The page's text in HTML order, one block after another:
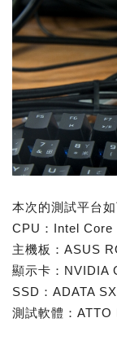
本次的測試平台如
CPU：Intel Core
主機板：ASUS
顯示卡：NVIDIA
SSD：ADATA
測試軟體：